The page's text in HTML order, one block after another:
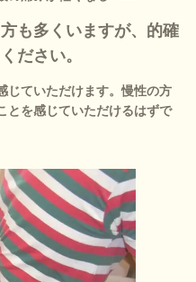
も多くいますが、的確
ださい。
じていただけます。慢性の方
とを感じていただけるはずで